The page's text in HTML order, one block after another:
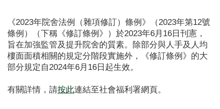
《2023年院舍法例（雜項修訂）條例》（2023年第12號
條例）（下稱《修訂條例》）於2023年6月16日刊憲，
旨在加強監管及提升院舍的質素。除部分與人手及人均
樓面面積相關的規定分階段實施外，《修訂條例》的大
部分規定自2024年6月16日起生效。
有關詳情，請按此連結至社會福利署網頁。